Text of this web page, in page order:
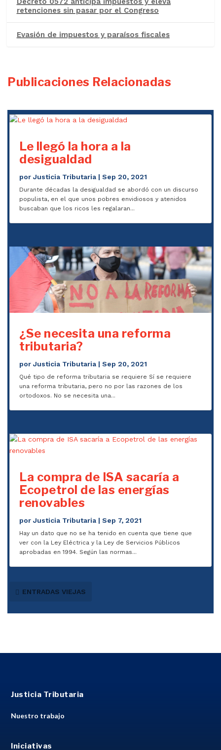
retenciones sin pasar por el Congreso
Evasión de impuestos y paraísos fiscales
Publicaciones Relacionadas
Le llegó la hora a la
desigualdad
porJusticia Tributaria |Sep 20, 2021
Durante décadas la desigualdad se abordó con un discurso
populista, en el que unos pobres envidiosos y atenidos
buscaban que los ricos les regalaran...
¿Se necesita una reforma
tributaria?
porJusticia Tributaria |Sep 20, 2021
Qué tipo de reforma tributaria se requiere Sí se requiere
una reforma tributaria, pero no por las razones de los
ortodoxos. No se necesita una...
La compra de ISA sacaría a
Ecopetrol de las energías
renovables
porJusticia Tributaria |Sep 7, 2021
Hay un dato que no se ha tenido en cuenta que tiene que
ver con la Ley Eléctrica y la Ley de Servicios Públicos
aprobadas en 1994. Según las normas...
ENTRADAS VIEJAS
Justicia Tributaria
Nuestro trabajo
Iniciativas